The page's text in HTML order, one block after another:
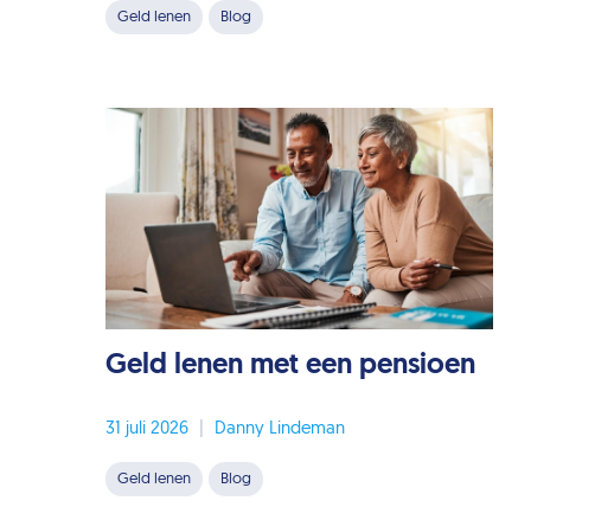
Geld lenen Blog
Geld lenen met een pensioen
31 juli 2026 Danny Lindeman
Geld lenen Blog